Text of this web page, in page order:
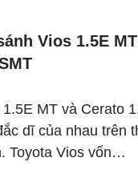
Vios 1.5E
MT và Cerato
dĩ của nhau trên
Toyota Vios vốn…